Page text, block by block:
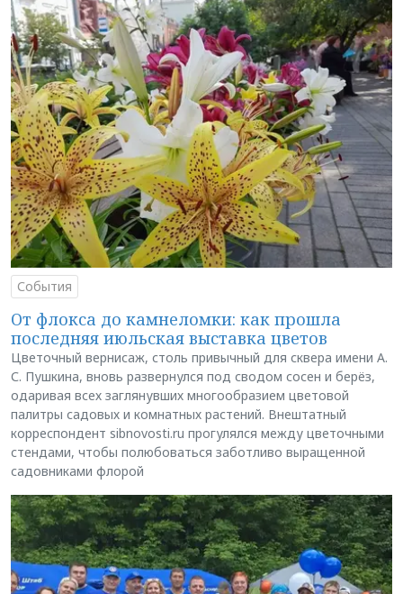
События
От флокса до камнеломки: как прошла
последняя июльская выставка цветов
Цветочный вернисаж, столь привычный для сквера имени А.
С. Пушкина, вновь развернулся под сводом сосен и берёз,
одаривая всех заглянувших многообразием цветовой
палитры садовых и комнатных растений. Внештатный
корреспондент sibnovosti.ru прогулялся между цветочными
стендами, чтобы полюбоваться заботливо выращенной
садовниками флорой